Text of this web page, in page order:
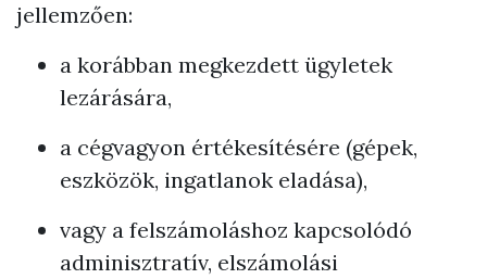
jellemzően:
a korábban megkezdett ügyletek
lezárására,
a cégvagyon értékesítésére (gépek,
eszközök, ingatlanok eladása),
vagy a felszámoláshoz kapcsolódó
adminisztratív, elszámolási